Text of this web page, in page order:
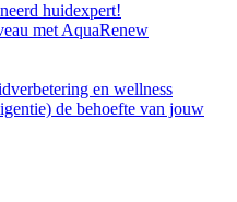
huidexpert!
met AquaRenew
en wellness
de behoefte van jouw